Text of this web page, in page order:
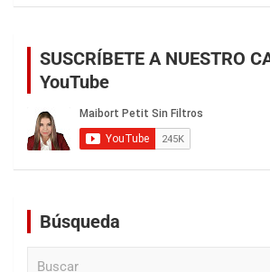
SUSCRÍBETE A NUESTRO
YouTube
Búsqueda